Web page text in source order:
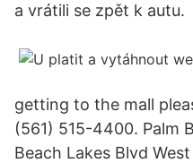
a vrátili se zpět k autu.
getting to the mall
(561) 515-4400. Palm
Beach Lakes Blvd